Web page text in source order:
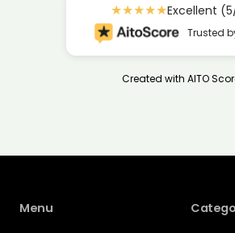
★★★★★Excellent
Trusted
Created with AITO
Menu